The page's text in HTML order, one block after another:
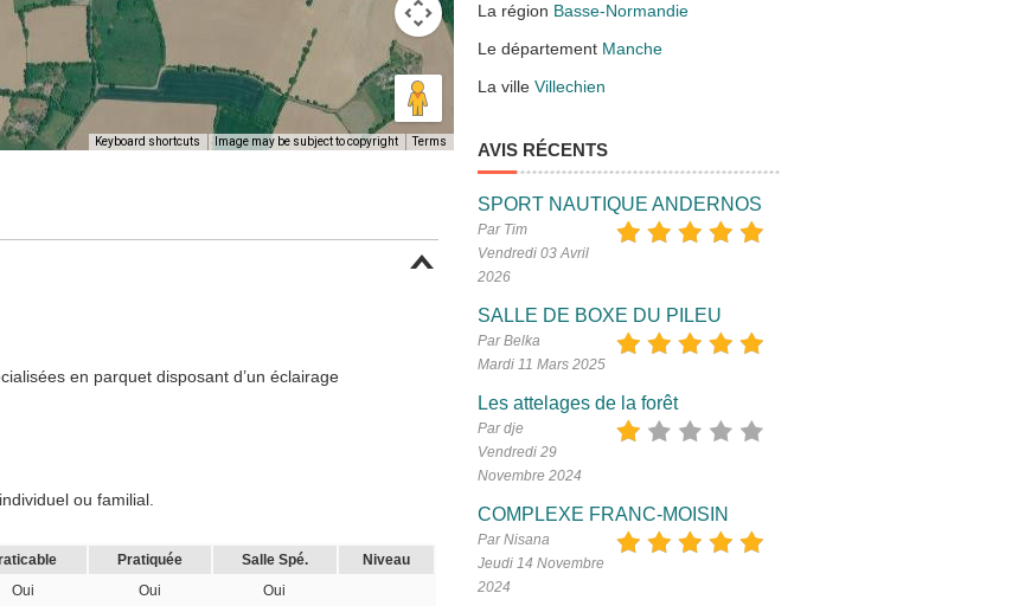
Keyboard shortcuts Image may be subject to copyright Terms
en parquet disposant d’un éclairage
ou familial.
Pratiquée Salle Spé.
Niveau
Oui Oui Oui
La région Basse-Normandie
Le département Manche
La ville Villechien
AVIS RÉCENTS
SPORT NAUTIQUE ANDERNOS
Par Tim
Vendredi 03 Avril
2026
SALLE DE BOXE DU PILEU
Par Belka
Mardi 11 Mars 2025
Les attelages de la forêt
Par dje
Vendredi 29
Novembre 2024
COMPLEXE FRANC-MOISIN
Par Nisana
Jeudi 14 Novembre
2024